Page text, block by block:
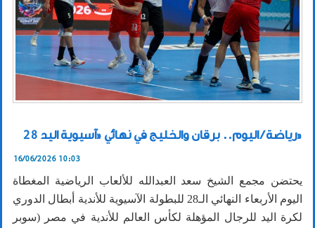
رياضة / اليوم.. برقان والخليج في نهائي «آسيوية اليد 28»
16/06/2026 10:03
يحتضن مجمع الشيخ سعد العبدالله للألعاب الرياضية المغطاة
اليوم الأربعاء النهائي الـ28 للبطولة الآسيوية للأندية أبطال الدوري
لكرة اليد للرجال المؤهلة لكأس العالم للأندية في مصر (سوبر